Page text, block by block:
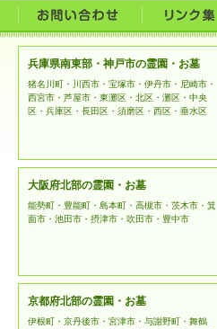
兵庫県南東部・神戸市の霊園・お墓
猪名川町・川西市・宝塚市・伊丹市・尼崎市・
西宮市・芦屋市・東灘区・北区・灘区・中央
区・兵庫区・長田区・須磨区・西区・垂水区
大阪府北部の霊園・お墓
能勢町・豊能町・島本町・高槻市・茨木市・箕
面市・池田市・摂津市・吹田市・豊中市
京都府北部の霊園・お墓
伊根町・京丹後市・宮津市・与謝野町・舞鶴